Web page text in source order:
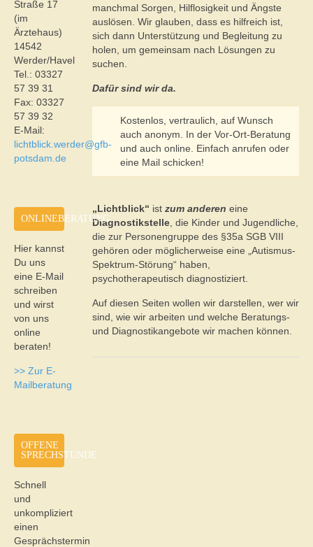
manchmal Sorgen, Hilflosigkeit und Ängste
auslösen. Wir glauben, dass es hilfreich ist,
sich dann Unterstützung und Begleitung zu
holen, um gemeinsam nach Lösungen zu
suchen.
Dafür sind wir da.
Kostenlos, vertraulich, auf Wunsch
auch anonym. In der Vor-Ort-Beratung
und auch online. Einfach anrufen oder
eine Mail schicken!
„Lichtblick“ ist zum anderen eine
Diagnostikstelle , die Kinder und Jugendliche,
die zur Personengruppe des §35a SGB VIII
gehören oder möglicherweise eine „Autismus-
Spektrum-Störung“ haben,
psychotherapeutisch diagnostiziert.
Auf diesen Seiten wollen wir darstellen, wer wir
sind, wie wir arbeiten und welche Beratungs-
und Diagnostikangebote wir machen können.
Straße 17
(im
Ärztehaus)
14542
Werder/Havel
Tel.: 03327
57 39 31
Fax: 03327
57 39 32
E-Mail:
lichtblick.werder@gfb-
potsdam.de
ONLINEBERATUNG
Hier kannst
Du uns
eine E-Mail
schreiben
und wirst
von uns
online
beraten!
>> Zur E-
Mailberatung
OFFENE
SPRECHSTUNDE
Schnell
und
unkompliziert
einen
Gesprächstermin